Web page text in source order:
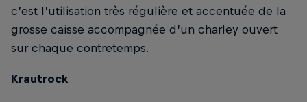
c’est l’utilisation très régulière et accentuée de la
grosse caisse accompagnée d’un charley ouvert
sur chaque contretemps.
Krautrock